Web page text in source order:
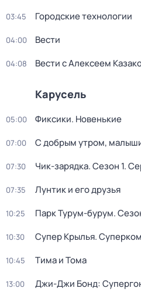
03:45 Городские технологии
04:00 Вести
04:08 Вести с Алексеем
Карусель
05:00 Фиксики. Новенькие
07:00 С добрым утром,
07:30 Чик-зарядка. Сезон 1.
07:35 Лунтик и его друзья
10:25 Парк Турум-бурум.
10:30 Супер Крылья.
10:45 Тима и Тома
13:00 Джи-Джи Бонд: